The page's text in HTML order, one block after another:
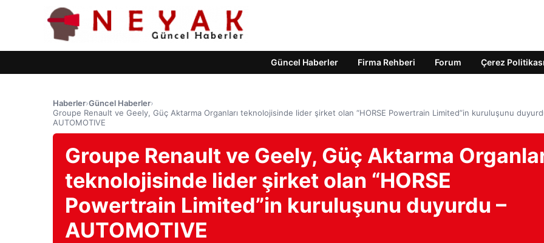
Güncel Haberler Firma Rehberi Forum Çerez Politikası
Haberler›Güncel Haberler›
Groupe Renault ve Geely, Güç Aktarma Organları teknolojisinde lider şirket olan “HORSE Powertrain Limited”in kuruluşunu
AUTOMOTIVE
Groupe Renault ve Geely, Güç Aktarma
teknolojisinde lider şirket olan “HORSE
Powertrain Limited”in kuruluşunu duyurdu –
AUTOMOTIVE